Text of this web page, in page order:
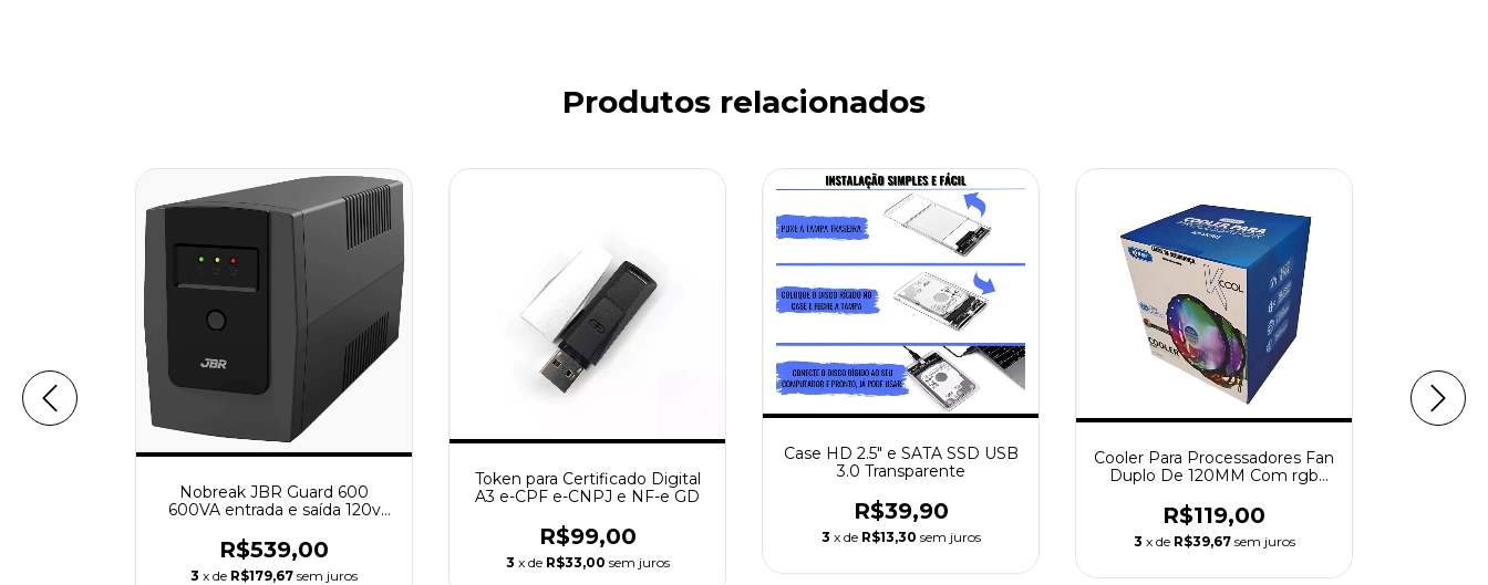
Produtos relacionados
Nobreak JBR Guard 600
600VA entrada e saída 120v
R$539,00
3 x de R$179,67 sem juros
Token para Certificado Digital
A3 e-CPF e-CNPJ e NF-e GD
R$99,00
3 x de R$33,00 sem juros
Case HD 2.5" e SATA SSD USB
3.0 Transparente
R$39,90
3 x de R$13,30 sem juros
Cooler Para Processadores Fan
Duplo De 120MM Com rgb
R$119,00
3 x de R$39,67 sem juros